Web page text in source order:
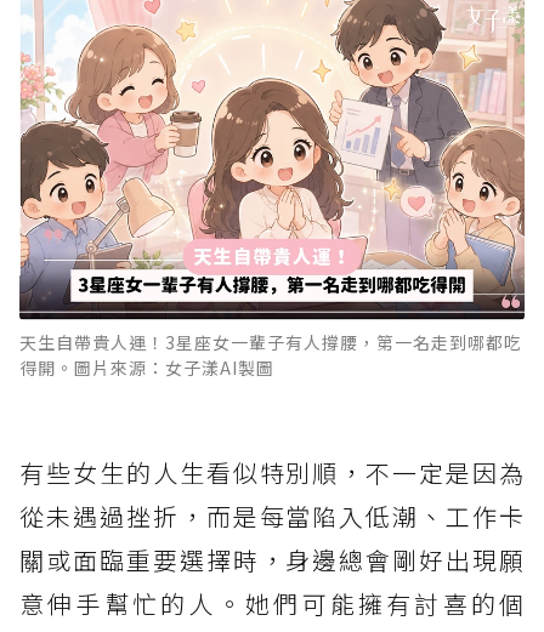
天生自帶貴人運！3星座女一輩子有人撐腰，第一名走到哪都吃
得開。圖片來源：女子漾AI製圖
有些女生的人生看似特別順，不一定是因為
從未遇過挫折，而是每當陷入低潮、工作卡
關或面臨重要選擇時，身邊總會剛好出現願
意伸手幫忙的人。她們可能擁有討喜的個